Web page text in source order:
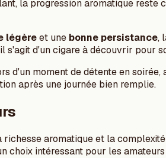
la progression aromatique reste
légèreet une bonne persistance,
d'un cigare à découvrir pour
d'un moment de détente en
après une journée bien remplie.
aromatique et la
choix intéressant pour les